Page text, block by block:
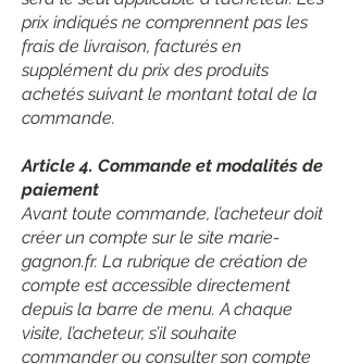
prix indiqués ne comprennent pas les
frais de livraison, facturés en
supplément du prix des produits
achetés suivant le montant total de la
commande.
Article 4. Commande et modalités de
paiement
Avant toute commande, l’acheteur doit
créer un compte sur le site marie-
gagnon.fr. La rubrique de création de
compte est accessible directement
depuis la barre de menu. A chaque
visite, l’acheteur, s’il souhaite
commander ou consulter son compte